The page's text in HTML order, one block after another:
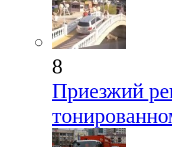
8
Приезжий